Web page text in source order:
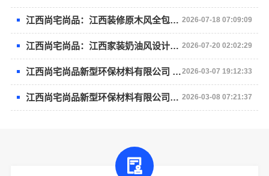
江西尚宅尚品：江西装修原木风全包服务 2026-07-18 07:09:09
江西尚宅尚品：江西家装奶油风设计专家 2026-07-20 02:02:29
江西尚宅尚品新型环保材料有限公司 空间美学工厂 高端定制 品质之选2026-03-07 19:12:33
江西尚宅尚品新型环保材料有限公司空间高端定制典范 2026-03-08 07:21:37